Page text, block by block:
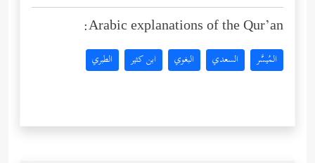
Arabic explanations of the Qur’an:
المُيسَّر السعدي البغوي ابن كثير الطبري